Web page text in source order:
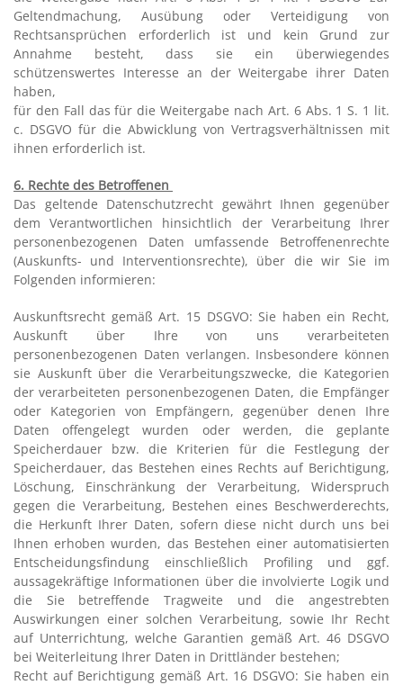
Geltendmachung, Ausübung oder Verteidigung von
Rechtsansprüchen erforderlich ist und kein Grund zur
Annahme besteht, dass sie ein überwiegendes
schützenswertes Interesse an der Weitergabe ihrer Daten
haben,
für den Fall das für die Weitergabe nach Art. 6 Abs. 1 S. 1 lit.
c. DSGVO für die Abwicklung von Vertragsverhältnissen mit
ihnen erforderlich ist.
6. Rechte des Betroffenen
Das geltende Datenschutzrecht gewährt Ihnen gegenüber
dem Verantwortlichen hinsichtlich der Verarbeitung Ihrer
personenbezogenen Daten umfassende Betroffenenrechte
(Auskunfts- und Interventionsrechte), über die wir Sie im
Folgenden informieren:
Auskunftsrecht gemäß Art. 15 DSGVO: Sie haben ein Recht,
Auskunft über Ihre von uns verarbeiteten
personenbezogenen Daten verlangen. Insbesondere können
sie Auskunft über die Verarbeitungszwecke, die Kategorien
der verarbeiteten personenbezogenen Daten, die Empfänger
oder Kategorien von Empfängern, gegenüber denen Ihre
Daten offengelegt wurden oder werden, die geplante
Speicherdauer bzw. die Kriterien für die Festlegung der
Speicherdauer, das Bestehen eines Rechts auf Berichtigung,
Löschung, Einschränkung der Verarbeitung, Widerspruch
gegen die Verarbeitung, Bestehen eines Beschwerderechts,
die Herkunft Ihrer Daten, sofern diese nicht durch uns bei
Ihnen erhoben wurden, das Bestehen einer automatisierten
Entscheidungsfindung einschließlich Profiling und ggf.
aussagekräftige Informationen über die involvierte Logik und
die Sie betreffende Tragweite und die angestrebten
Auswirkungen einer solchen Verarbeitung, sowie Ihr Recht
auf Unterrichtung, welche Garantien gemäß Art. 46 DSGVO
bei Weiterleitung Ihrer Daten in Drittländer bestehen;
Recht auf Berichtigung gemäß Art. 16 DSGVO: Sie haben ein